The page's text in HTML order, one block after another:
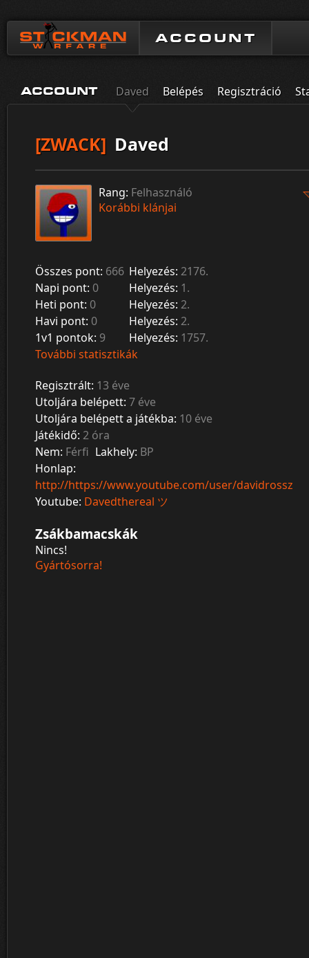
ACCOUNT
ACCOUNT Daved Belépés Regisztráció
[ZWACK] Daved
Rang: Felhasználó
Korábbi klánjai
Összes pont: 666 Helyezés: 2176.
Napi pont: 0 Helyezés: 1.
Heti pont: 0 Helyezés: 2.
Havi pont: 0 Helyezés: 2.
1v1 pontok: 9 Helyezés: 1757.
További statisztikák
Regisztrált: 13 éve
Utoljára belépett: 7 éve
Utoljára belépett a játékba: 10 éve
Játékidő: 2 óra
Nem: Férfi Lakhely: BP
Honlap:
http://https://www.youtube.com/user/davidrossz
Youtube: Davedthereal ツ
Zsákbamacskák
Nincs!
Gyártósorra!